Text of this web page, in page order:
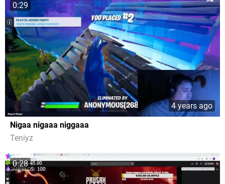
0:29
4 years ago
Nigaa nigaaa niggaaa
Teniyz
0:28